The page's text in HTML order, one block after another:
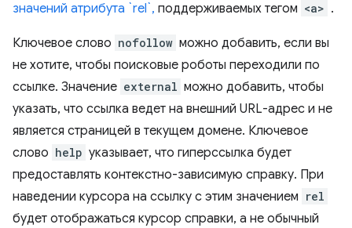
значений атрибута `rel`, поддерживаемых тегом <a> .
Ключевое слово nofollow можно добавить, если вы
не хотите, чтобы поисковые роботы переходили по
ссылке. Значение external можно добавить, чтобы
указать, что ссылка ведет на внешний URL-адрес и не
является страницей в текущем домене. Ключевое
слово help указывает, что гиперссылка будет
предоставлять контекстно-зависимую справку. При
наведении курсора на ссылку с этим значением rel
будет отображаться курсор справки, а не обычный